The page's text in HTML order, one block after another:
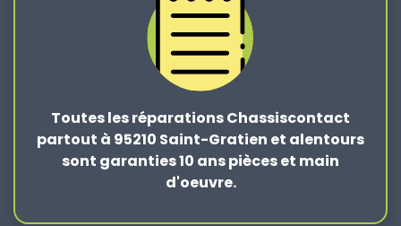
Toutes les réparations Chassiscontact
partout à 95210 Saint-Gratien et alentours
sont garanties 10 ans pièces et main
d'oeuvre.